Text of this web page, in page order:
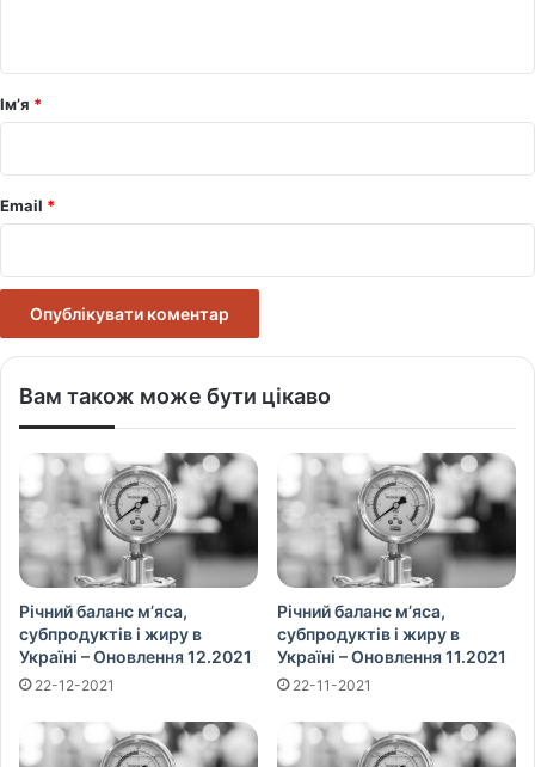
рІм’я *
Email *
Вам також може бути цікаво
Річний баланс м’яса,
субпродуктів і жиру в
Україні – Оновлення 12.2021
22-12-2021
Річний баланс м’яса,
субпродуктів і жиру в
Україні – Оновлення 11.2021
22-11-2021